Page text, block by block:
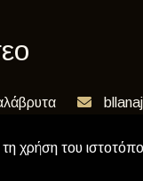
τη χρήση του